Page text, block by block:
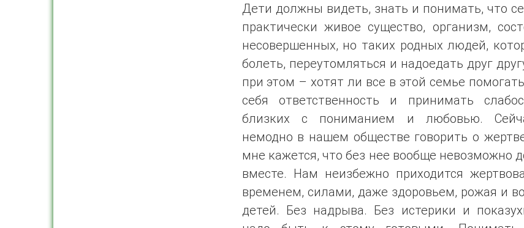
Дети должны видеть, знать и понимать, что
практически живое существо, организм,
несовершенных, но таких родных людей,
болеть, переутомляться и надоедать друг
при этом – хотят ли все в этой семье
себя ответственность и принимать
близких с пониманием и любовью.
немодно в нашем обществе говорить о
мне кажется, что без нее вообще невозможно
вместе. Нам неизбежно приходится
временем, силами, даже здоровьем, рожая и
детей. Без надрыва. Без истерики и